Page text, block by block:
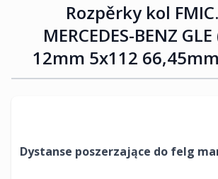
Rozpěrky kol
MERCEDES-BENZ
12mm 5x112
Dystanse poszerzające do felg